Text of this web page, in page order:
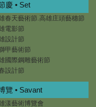
慶 • Set
春天藝術節.高雄庄頭藝穗節
電影節
設計節
甲藝術節
國際鋼雕藝術節
設計節
覽 • Savant
漾藝術博覽會